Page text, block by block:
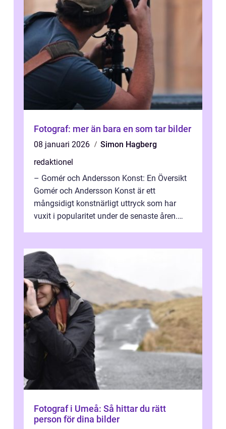
Fotograf: mer än bara en som tar bilder
08 januari 2026
Simon Hagberg
redaktionel
– Gomér och Andersson Konst: En Översikt
Gomér och Andersson Konst är ett
mångsidigt konstnärligt uttryck som har
vuxit i popularitet under de senaste åren.
Fotograf i Umeå: Så hittar du rätt
person för dina bilder